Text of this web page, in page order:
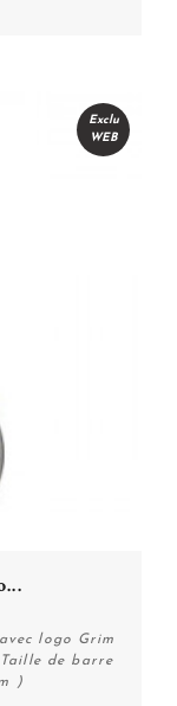
Exclu
WEB
logo Grim
de barre
)